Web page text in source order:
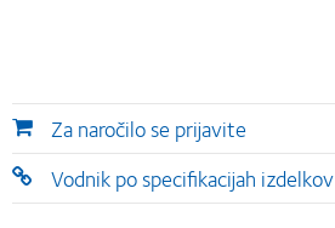
Za naročilo se prijavite
Vodnik po specifikacijah izdelkov